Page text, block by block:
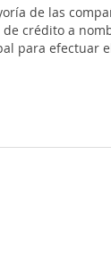
de las
crédito a
para efectuar